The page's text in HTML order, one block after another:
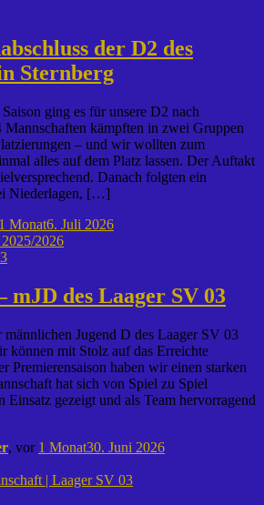
der D2 des
Sternberg
ging es für unsere D2 nach
Mannschaften kämpften in zwei Gruppen
– und wir wollten zum
alles auf dem Platz lassen. Der Auftakt
Danach folgten ein
Niederlagen, […]
1 Monat6. Juli 2026
mJD des Laager SV 03
männlichen Jugend D des Laager SV 03
können mit Stolz auf das Erreichte
Premierensaison haben wir einen starken
hat sich von Spiel zu Spiel
gezeigt und als Team hervorragend
, vor 1 Monat30. Juni 2026
| Laager SV 03